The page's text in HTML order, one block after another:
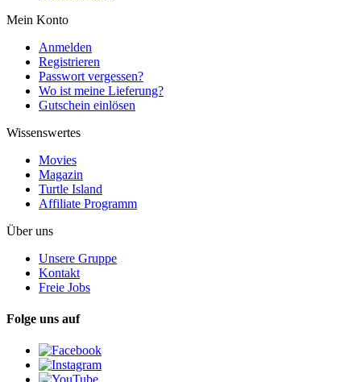
Mein Konto
Anmelden
Registrieren
Passwort vergessen?
Wo ist meine Lieferung?
Gutschein einlösen
Wissenswertes
Movies
Magazin
Turtle Island
Affiliate Programm
Über uns
Unsere Gruppe
Kontakt
Freie Jobs
Folge uns auf